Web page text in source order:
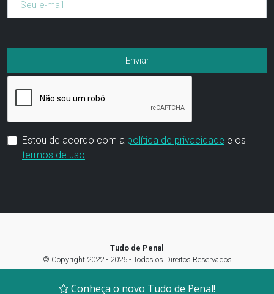
Conheça o novo Tudo de Penal!
Estou de acordo com a política de privacidade e os
termos de uso
Tudo de Penal
© Copyright 2022 - 2026 - Todos os Direitos Reservados